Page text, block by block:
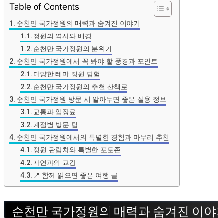
Table of Contents
순천만 국가정원의 매력과 숨겨진 이야기
정원의 역사와 배경
순천만 국가정원의 분위기
순천만 국가정원에서 꼭 봐야 할 풍경과 포인트
다양한 테마 정원 탐험
순천만 국가정원의 추천 산책로
순천만 국가정원 방문 시 알아두면 좋은 실용 정보
교통과 입장료
계절별 방문 팁
순천만 국가정원에서의 특별한 경험과 마무리 추천
정원 관람차와 특별한 포토존
자연과의 교감
📍 함께 읽으면 좋은 여행 글
순천만 국가정원의 매력과 숨겨진 이